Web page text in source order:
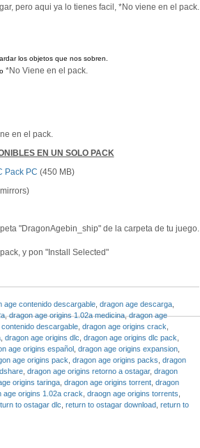
pero aqui ya lo tienes facil, *No viene en el pack.
los objetos que nos sobren.
*No Viene en el pack.
en el pack.
EN UN SOLO PACK
Pack PC (450 MB)
"DragonAgebin_ship" de la carpeta de tu juego.
y pon "Install Selected"
age contenido descargable dragon age descarga
,dragon age origins 1.02a medicina,dragon age
descargable dragon age origins crack
dragon age origins dlc dragon age origins dlc pack
age origins español dragon age origins expansion
age origins pack dragon age origins packs dragon
dragon age origins retorno a ostagar, dragon
origins taringa dragon age origins torrent dragon
age origins 1.02a crack draogn age origins torrents
to ostagar dlc return to ostagar download return to